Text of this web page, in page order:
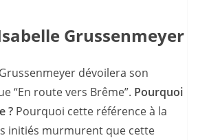
Grussenmeyer
dévoilera son
“En route vers Brême”. Pourquoi
? Pourquoi cette référence à la
initiés murmurent que cette